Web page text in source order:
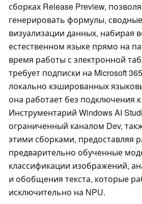
сборках Release Preview,
генерировать формулы,
визуализации данных, набирая
естественном языке прямо на
время работы с электронной
требует подписки на Microsoft
локально кэшированных
она работает без подключения
Инструментарий Windows AI
ограниченный каналом Dev,
этими сборками, предоставляя
предварительно обученные
классификации изображений,
и обобщения текста, которые
исключительно на NPU.